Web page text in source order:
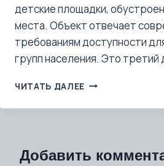
детские площадки,
места. Объект отвечает
требованиям доступности
групп населения. Это третий
ЧИТАТЬ ДАЛЕЕ ЖК
ПОЛУЧИЛ
ПРОЕКТНОЙ
Добавить